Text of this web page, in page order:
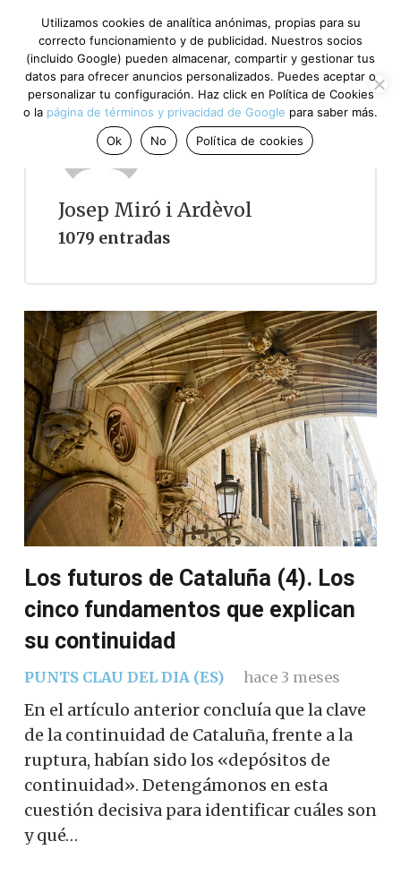
Josep Miró i Ardèvol
1079 entradas
Los futuros de Cataluña (4). Los
cinco fundamentos que explican
su continuidad
PUNTS CLAU DEL DIA (ES) hace 3 meses
En el artículo anterior concluía que la clave
de la continuidad de Cataluña, frente a la
ruptura, habían sido los «depósitos de
continuidad». Detengámonos en esta
cuestión decisiva para identificar cuáles son
y qué…
Utilizamos cookies de analítica anónimas, propias para su
correcto funcionamiento y de publicidad. Nuestros socios
(incluido Google) pueden almacenar, compartir y gestionar tus
datos para ofrecer anuncios personalizados. Puedes aceptar o
personalizar tu configuración. Haz click en Política de Cookies
o la página de términos y privacidad de Google para saber más.
Ok
No Política de cookies